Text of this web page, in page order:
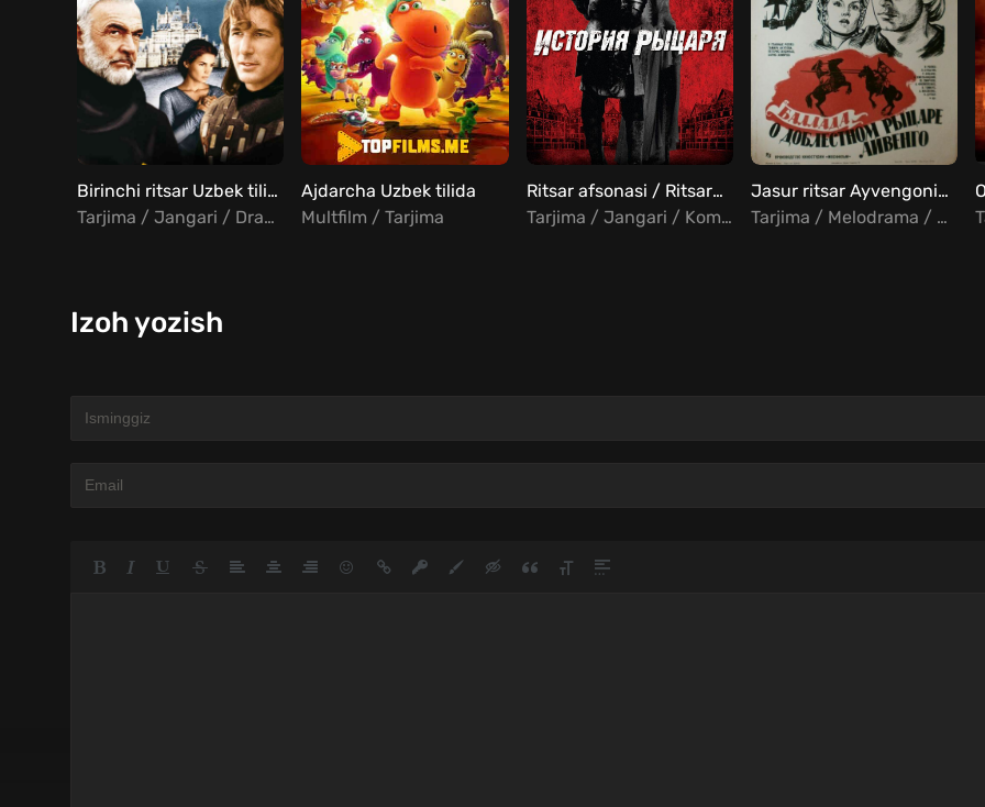
Birinchi ritsar Uzbek tilida
Tarjima / Jangari / Drama / Melodrama / Sarguzasht
Ajdarcha Uzbek tilida
Multfilm / Tarjima
Ritsar afsonasi / Ritsarning hikoyasi Uzbek Tilida
Tarjima / Jangari / Komediya / Melodrama
Jasur ritsar Ayvengoning balladasi / Ritsar Ayvengo Uzbek tilida
Tarjima / Melodrama / Sarguzasht
Izoh yozish